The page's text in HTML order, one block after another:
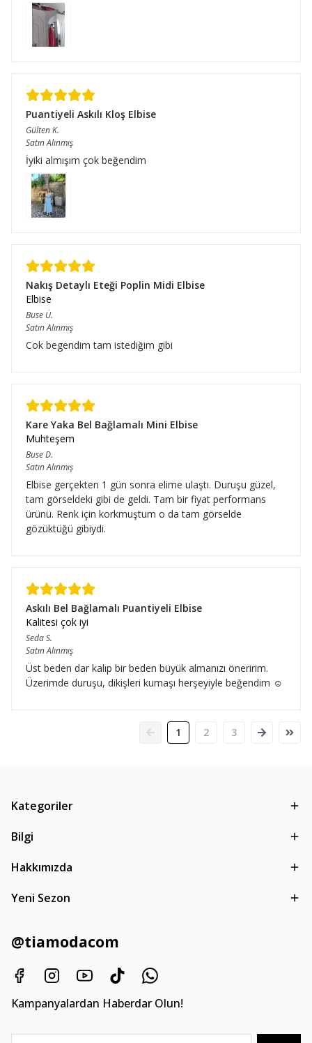
Puantiyeli Askılı Kloş Elbise
GültenK.
Satın Alınmış
İyiki almışım çok beğendim
Nakış Detaylı Eteği Poplin Midi Elbise
Elbise
Buse Ü.
Satın Alınmış
Cok begendim tam istediğim gibi
Kare Yaka Bel Bağlamalı Mini Elbise
Muhteşem
BuseD.
Satın Alınmış
Elbise gerçekten 1 gün sonra elime ulaştı. Duruşu güzel,
tam görseldeki gibi de geldi. Tam bir fiyat performans
ürünü. Renk için korkmuştum o da tam görselde
gözüktüğü gibiydi.
Askılı Bel Bağlamalı Puantiyeli Elbise
Kalitesi çok iyi
SedaS.
Satın Alınmış
Üst beden dar kalıp bir beden büyük almanızı öneririm.
Üzerimde duruşu, dikişleri kumaşı herşeyiyle beğendim ☺️
1 2 3
Kategoriler
Bilgi
Hakkımızda
Yeni Sezon
@tiamodacom
Kampanyalardan Haberdar Olun!